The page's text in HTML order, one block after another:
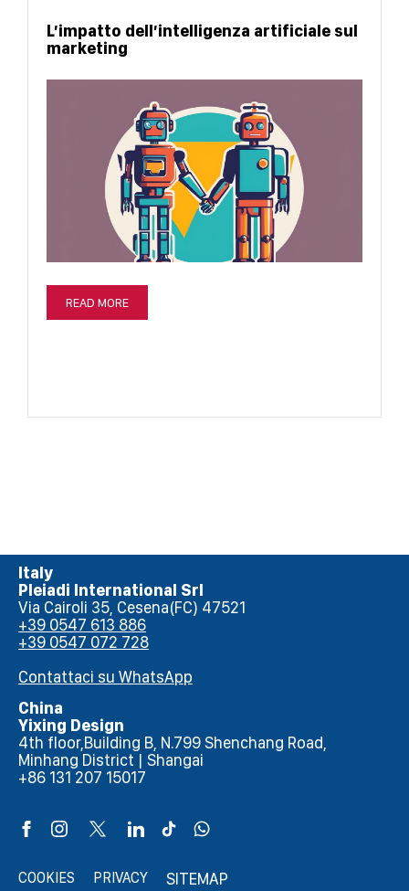
L’impatto dell’intelligenza artificiale sul
marketing
READ MORE
Italy
Pleiadi International Srl
Via Cairoli 35, Cesena(FC) 47521
+39 0547 613 886
+39 0547 072 728
Contattaci su WhatsApp
China
Yixing Design
4th floor,Building B, N.799 Shenchang Road,
Minhang District | Shangai
+86 131 207 15017
COOKIES PRIVACY SITEMAP